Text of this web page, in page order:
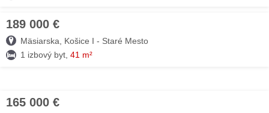
189 000 €
Mäsiarska, Košice I - Staré Mesto
1 izbový byt, 41 m²
165 000 €